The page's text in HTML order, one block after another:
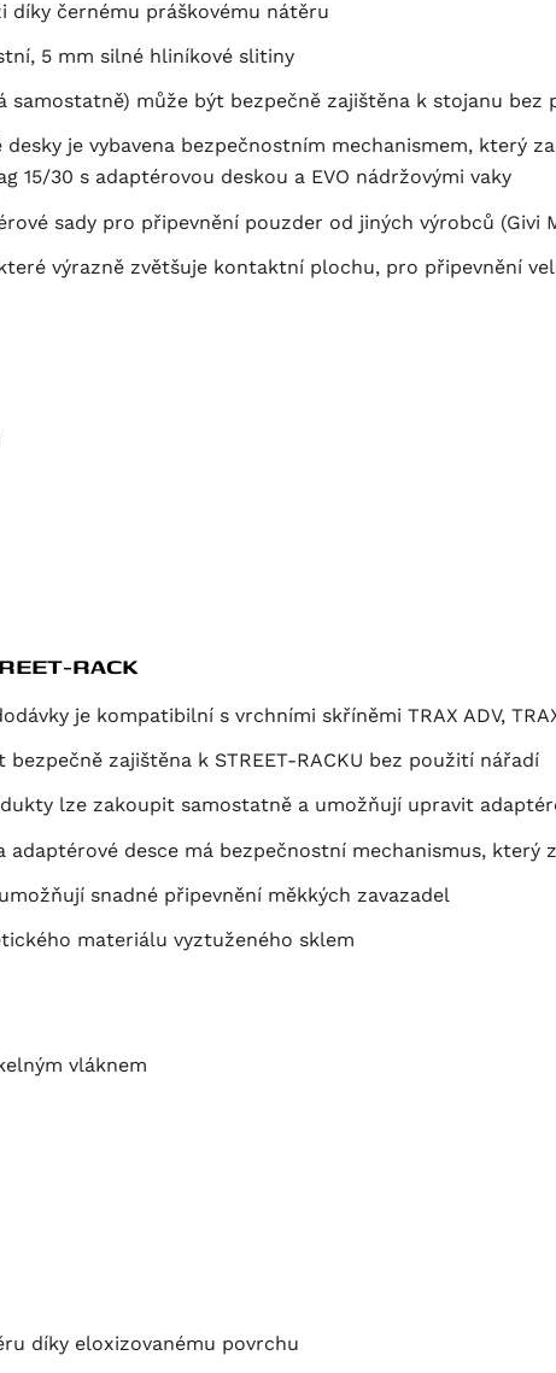
díky černému práškovému nátěru
5 mm silné hliníkové slitiny
samostatně) může být bezpečně zajištěna k stojanu bez
je vybavena bezpečnostním mechanismem, který
15/30 s adaptérovou deskou a EVO nádržovými vaky
sady pro připevnění pouzder od jiných výrobců (Givi
výrazně zvětšuje kontaktní plochu, pro připevnění
RACK
je kompatibilní s vrchními skříněmi TRAX ADV,
zajištěna k STREET-RACKU bez použití nářadí
lze zakoupit samostatně a umožňují upravit
adaptérové desce má bezpečnostní mechanismus, který
snadné připevnění měkkých zavazadel
materiálu vyztuženého sklem
vláknem
díky eloxizovanému povrchu